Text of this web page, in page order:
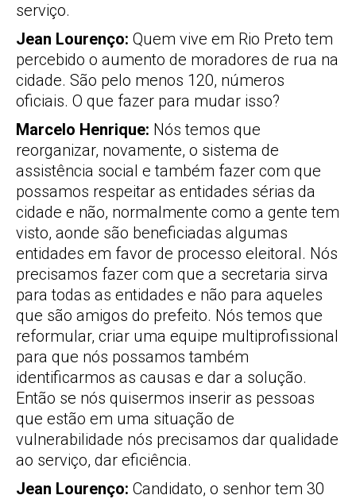
serviço.
Jean Lourenço: Quem vive em Rio Preto tem
percebido o aumento de moradores de rua na
cidade. São pelo menos 120, números
oficiais. O que fazer para mudar isso?
Marcelo Henrique: Nós temos que
reorganizar, novamente, o sistema de
assistência social e também fazer com que
possamos respeitar as entidades sérias da
cidade e não, normalmente como a gente tem
visto, aonde são beneficiadas algumas
entidades em favor de processo eleitoral. Nós
precisamos fazer com que a secretaria sirva
para todas as entidades e não para aqueles
que são amigos do prefeito. Nós temos que
reformular, criar uma equipe multiprofissional
para que nós possamos também
identificarmos as causas e dar a solução.
Então se nós quisermos inserir as pessoas
que estão em uma situação de
vulnerabilidade nós precisamos dar qualidade
ao serviço, dar eficiência.
Jean Lourenço: Candidato, o senhor tem 30